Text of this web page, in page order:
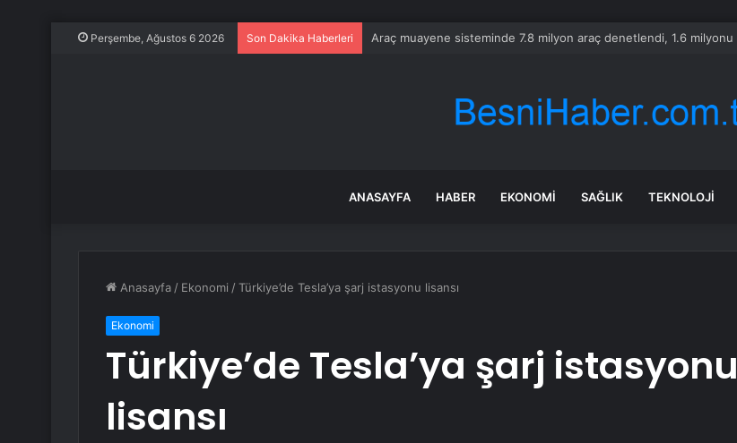
Perşembe, Ağustos 6 2026 Son Dakika Haberleri Çin Havacılık Sektörü Nisan’da Yükseldi
ANASAYFA HABER EKONOMI SAĞLIK TEKNOLOJI
Anasayfa / Ekonomi /Türkiye’de Tesla’ya şarj istasyonu lisansı
Ekonomi
Türkiye’de Tesla’ya şarj istasyonu
lisansı